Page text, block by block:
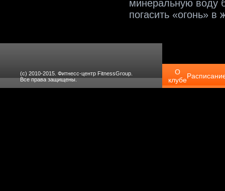
минеральную воду
погасить «огонь» в
(с) 2010-2015. Фитнесс-центр FitnessGroup.
Все права защищены.
О
клубе